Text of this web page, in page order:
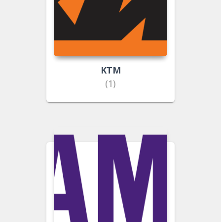
KTM
(1)